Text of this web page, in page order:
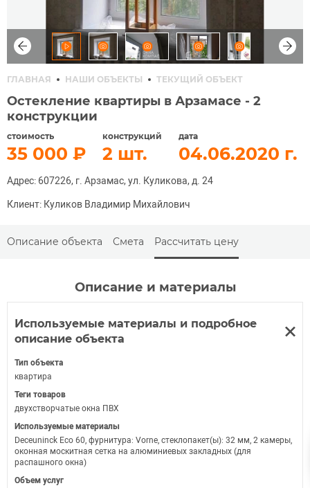
ГЛАВНАЯ НАШИ ОБЪЕКТЫ ТЕКУЩИЙ ОБЪЕКТ
Остекление квартиры в Арзамасе - 2
конструкции
стоимость
35 000
конструкций
2
дата
04.06.2020
Адрес: 607226, г. Арзамас, ул. Куликова, д. 24
Клиент: Куликов Владимир Михайлович
Описание объекта Смета Рассчитать цену
Описание и материалы
Используемые материалы и подробное
описание объекта
Тип объекта
квартира
Теги товаров
двухстворчатые окна ПВХ
Используемые материалы
Deceuninck Eco 60, фурнитура: Vorne, стеклопакет(ы): 32 мм, 2 камеры,
оконная москитная сетка на алюминиевых закладных (для
распашного окна)
Объем услуг